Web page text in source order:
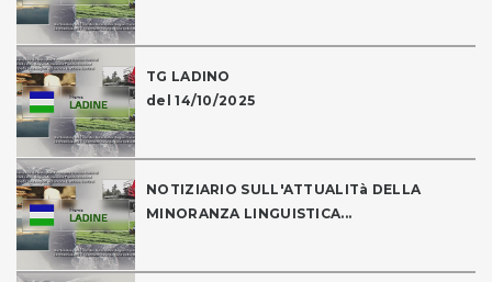
TG LADINO
del 14/10/2025
NOTIZIARIO SULL'ATTUALITà DELLA
MINORANZA LINGUISTICA...